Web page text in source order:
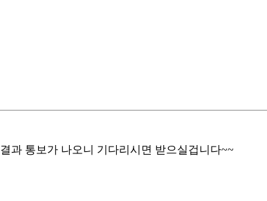
과 통보가 나오니 기다리시면 받으실겁니다~~